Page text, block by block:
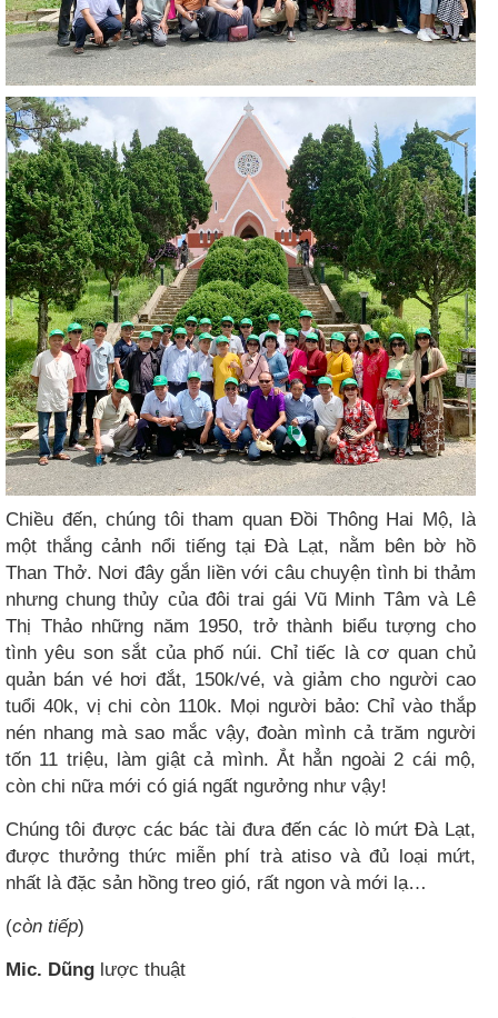
Chiều đến, chúng tôi tham quan Đồi Thông Hai Mộ, là
một thắng cảnh nổi tiếng tại Đà Lạt, nằm bên bờ hồ
Than Thở. Nơi đây gắn liền với câu chuyện tình bi thảm
nhưng chung thủy của đôi trai gái Vũ Minh Tâm và Lê
Thị Thảo những năm 1950, trở thành biểu tượng cho
tình yêu son sắt của phố núi. Chỉ tiếc là cơ quan chủ
quản bán vé hơi đắt, 150k/vé, và giảm cho người cao
tuổi 40k, vị chi còn 110k. Mọi người bảo: Chỉ vào thắp
nén nhang mà sao mắc vậy, đoàn mình cả trăm người
tốn 11 triệu, làm giật cả mình. Ắt hẳn ngoài 2 cái mộ,
còn chi nữa mới có giá ngất ngưởng như vậy!
Chúng tôi được các bác tài đưa đến các lò mứt Đà Lạt,
được thưởng thức miễn phí trà atiso và đủ loại mứt,
nhất là đặc sản hồng treo gió, rất ngon và mới lạ…
(còn tiếp)
Mic. Dũng lược thuật